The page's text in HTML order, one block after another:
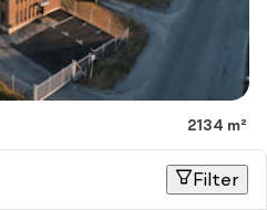
2134 m²
Filter